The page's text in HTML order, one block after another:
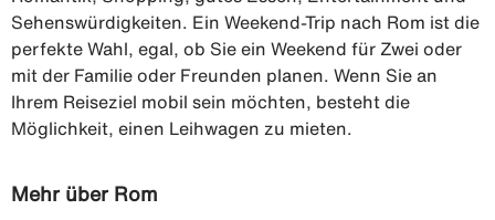
Sehenswürdigkeiten. Ein Weekend-Trip nach Rom ist die
perfekte Wahl, egal, ob Sie ein Weekend für Zwei oder
mit der Familie oder Freunden planen. Wenn Sie an
Ihrem Reiseziel mobil sein möchten, besteht die
Möglichkeit, einen Leihwagen zu mieten.
Mehr über Rom